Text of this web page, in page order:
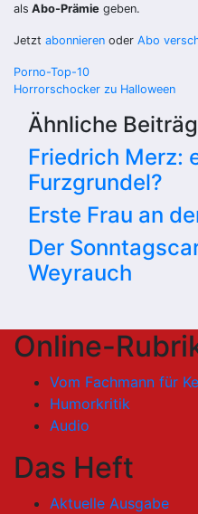
als Abo-Prämie geben.
Jetzt abonnieren oder Abo
Porno-Top-10
Horrorschocker zu Halloween
Ähnliche
Friedrich Merz:
Furzgrundel?
Erste Frau an
Der
Weyrauch
Online-
Vom Fachmann für
Humorkritik
Audio
Das Heft
Aktuelle Ausgabe